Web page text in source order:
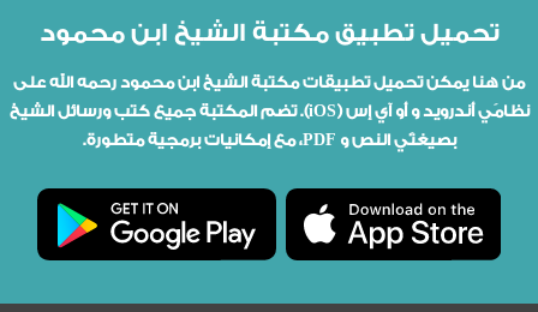
تحميل تطبيق مكتبة الشيخ ابن محمود
من هنا يمكن تحميل تطبيقات مكتبة الشيخ ابن محمود رحمه الله على
نظامَي أندرويد و أو آي إس (iOS). تضم المكتبة جميع كتب ورسائل الشيخ
بصيغتَي النص و PDF، مع إمكانيات برمجية متطورة.